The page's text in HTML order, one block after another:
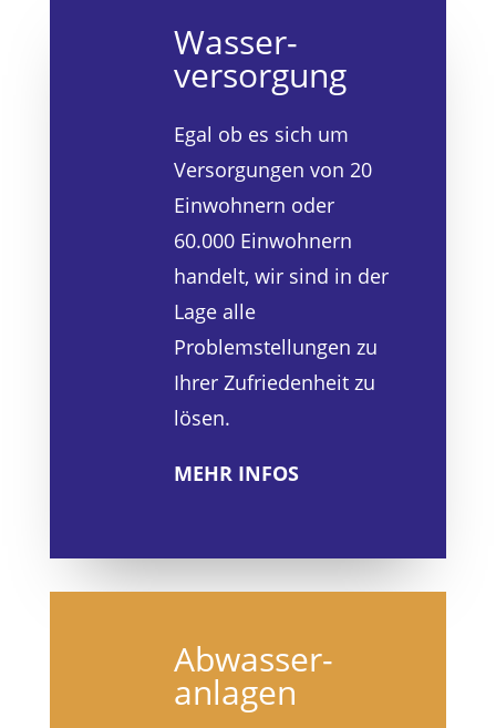
Wasser­
versorgung
Egal ob es sich um
Versorgungen von 20
Einwohnern oder
60.000 Einwohnern
handelt, wir sind in der
Lage alle
Problemstellungen zu
Ihrer Zufriedenheit zu
lösen.
MEHR INFOS
Abwasser­
anlagen